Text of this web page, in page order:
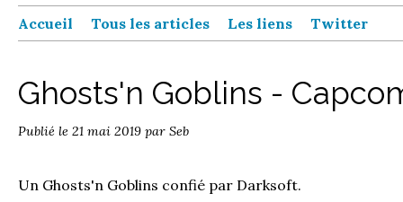
Accueil Tous les articles Les liens Twitter
Ghosts'n Goblins -
Publié le 21 mai 2019 par Seb
Un Ghosts'n Goblins confié par Darksoft.